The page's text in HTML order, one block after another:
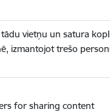
vietņu un satura
izmantojot trešo
for sharing content